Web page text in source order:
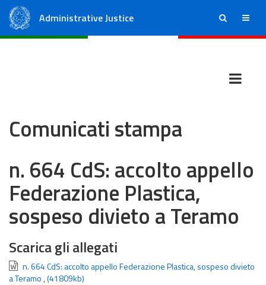
Administrative Justice ricerca menu
Comunicati stampa
n. 664 CdS: accolto appello
Federazione Plastica,
sospeso divieto a Teramo
Scarica gli allegati
n. 664 CdS: accolto appello Federazione Plastica, sospeso divieto
a Teramo ,(41809kb)